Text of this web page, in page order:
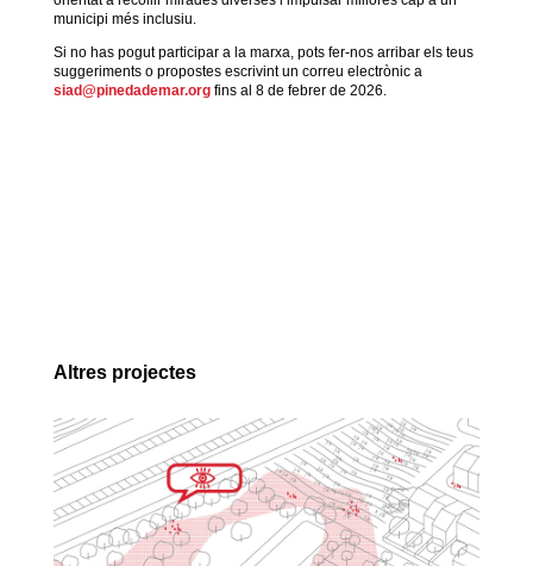
municipi més inclusiu.
Si no has pogut participar a la marxa, pots fer-nos arribar els teus
suggeriments o propostes escrivint un correu electrònic a
siad@pinedademar.orgfins al 8 de febrer de 2026.
Altres projectes